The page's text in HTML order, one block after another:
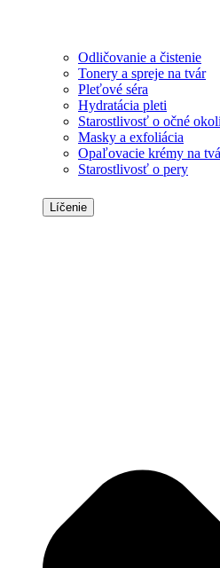
Odličovanie a čistenie
Tonery a spreje na tvár
Pleťové séra
Hydratácia pleti
Starostlivosť o očné
Masky a exfoliácia
Opaľovacie krémy na
Starostlivosť o pery
Líčenie